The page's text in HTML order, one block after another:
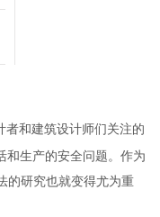
者和建筑设计师们关注的
和生产的安全问题。作为
的研究也就变得尤为重